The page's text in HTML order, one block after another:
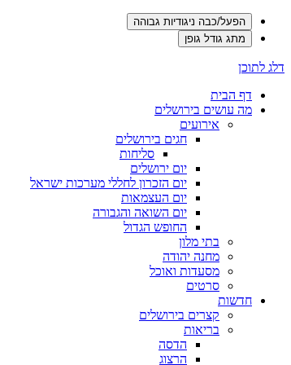
הפעל/כבה ניגודיות גבוהה
מתג גודל גופן
דלג לתוכן
דף הבית
מה עושים בירושלים
אירועים
חגים בירושלים
סליחות
יום ירושלים
יום הזכרון לחללי מערכות ישראל
יום העצמאות
יום השואה והגבורה
החופש הגדול
בתי מלון
מחנה יהודה
מסעדות ואוכל
סרטים
חדשות
קצרים בירושלים
בריאות
הדסה
הרצוג